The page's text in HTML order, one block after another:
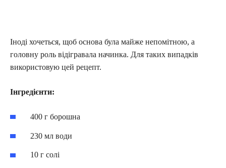
Іноді хочеться, щоб основа була майже непомітною, а
головну роль відігравала начинка. Для таких випадків
використовую цей рецепт.
Інгредієнти:
400 г борошна
230 мл води
10 г солі